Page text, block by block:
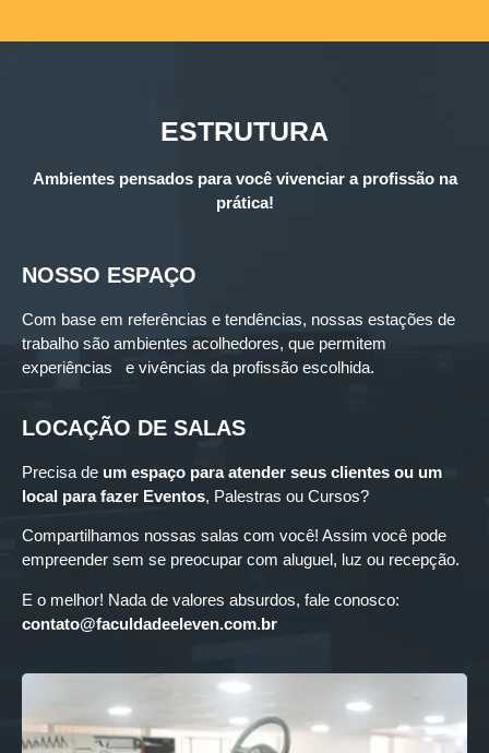
ESTRUTURA
Ambientes pensados para você vivenciar a profissão na
prática!
NOSSO ESPAÇO
Com base em referências e tendências, nossas estações de
trabalho são ambientes acolhedores, que permitem
experiências e vivências da profissão escolhida.
LOCAÇÃO DE SALAS
Precisa de um espaço para atender seus clientes ou um
local para fazer Eventos, Palestras ou Cursos?
Compartilhamos nossas salas com você! Assim você pode
empreender sem se preocupar com aluguel, luz ou recepção.
E o melhor! Nada de valores absurdos, fale conosco:
contato@faculdadeeleven.com.br